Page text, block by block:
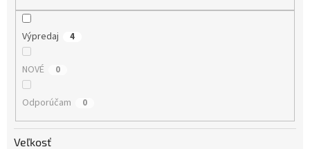
Výpredaj 4
NOVÉ 0
Odporúčam 0
Veľkosť